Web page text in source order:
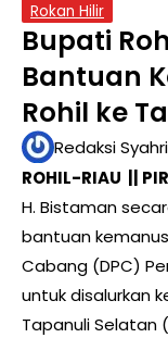
Rokan Hilir
Bupati
Bantuan
Rohil ke
Redaksi
ROHIL-RIAU ||
H. Bistaman
bantuan
Cabang (DPC)
untuk disalurkan
Tapanuli Selatan